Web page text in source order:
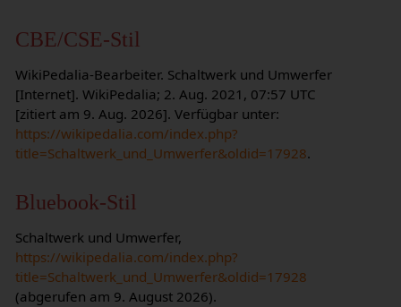
CBE/CSE-Stil
WikiPedalia-Bearbeiter. Schaltwerk und Umwerfer
[Internet]. WikiPedalia; 2. Aug. 2021, 07:57 UTC
[zitiert am 9. Aug. 2026]. Verfügbar unter:
https://wikipedalia.com/index.php?
title=Schaltwerk_und_Umwerfer&oldid=17928.
Bluebook-Stil
Schaltwerk und Umwerfer,
https://wikipedalia.com/index.php?
title=Schaltwerk_und_Umwerfer&oldid=17928
(abgerufen am 9. August 2026).